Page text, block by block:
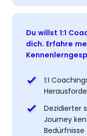
Du willst 1:1
dich. Erfahre
1:1
Dezidierter
Journey